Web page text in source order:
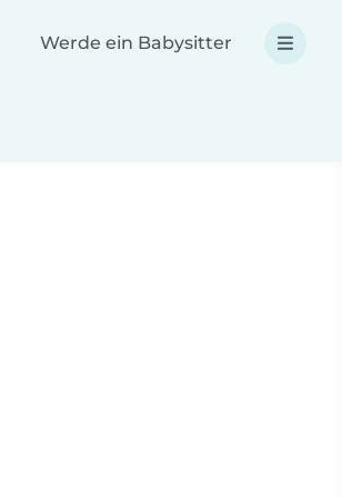
Werde ein Babysitter